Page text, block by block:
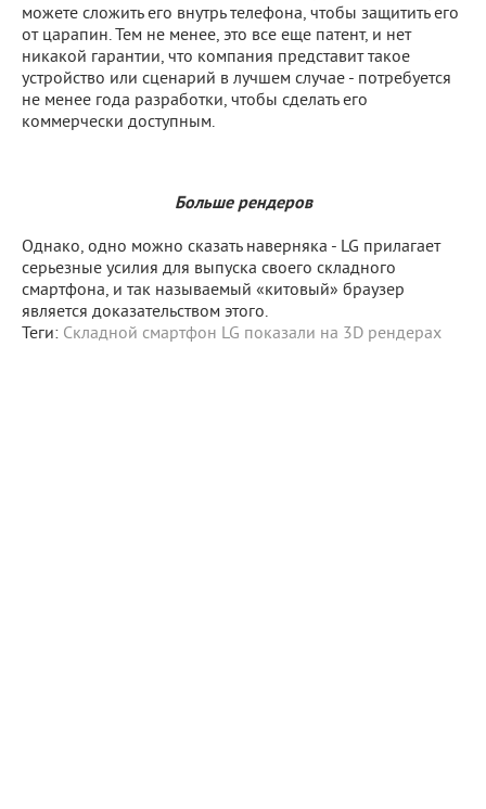
можете сложить его внутрь телефона, чтобы защитить его
от царапин. Тем не менее, это все еще патент, и нет
никакой гарантии, что компания представит такое
устройство или сценарий в лучшем случае - потребуется
не менее года разработки, чтобы сделать его
коммерчески доступным.
Больше рендеров
Однако, одно можно сказать наверняка - LG прилагает
серьезные усилия для выпуска своего складного
смартфона, и так называемый «китовый» браузер
является доказательством этого.
Теги: Складной смартфон LG показали на 3D рендерах